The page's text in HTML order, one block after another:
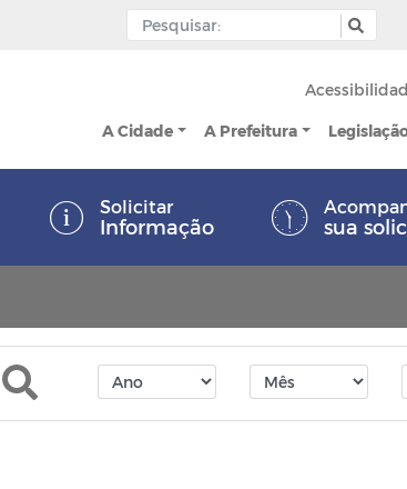
A Cidade A Prefeitura
Solicitar
Informação sua